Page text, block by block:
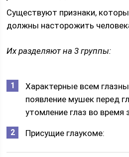
Существуют признаки,
должны насторожить
Их разделяют на 3 группы:
Характерные всем
появление мушек перед
утомление глаз во время
Присущие глаукоме: